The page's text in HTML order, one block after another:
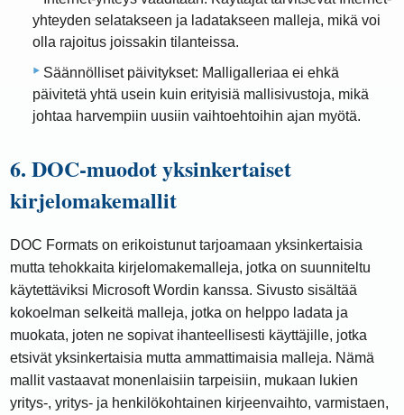
yhteyden selatakseen ja ladatakseen malleja, mikä voi
olla rajoitus joissakin tilanteissa.
Säännölliset päivitykset: Malligalleriaa ei ehkä
päivitetä yhtä usein kuin erityisiä mallisivustoja, mikä
johtaa harvempiin uusiin vaihtoehtoihin ajan myötä.
6. DOC-muodot yksinkertaiset
kirjelomakemallit
DOC Formats on erikoistunut tarjoamaan yksinkertaisia ​​
mutta tehokkaita kirjelomakemalleja, jotka on suunniteltu
käytettäviksi Microsoft Wordin kanssa. Sivusto sisältää
kokoelman selkeitä malleja, jotka on helppo ladata ja
muokata, joten ne sopivat ihanteellisesti käyttäjille, jotka
etsivät yksinkertaisia ​​mutta ammattimaisia ​​malleja. Nämä
mallit vastaavat monenlaisiin tarpeisiin, mukaan lukien
yritys-, yritys- ja henkilökohtainen kirjeenvaihto, varmistaen,